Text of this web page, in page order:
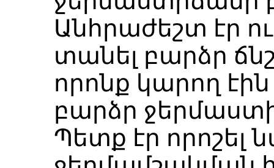
Անհրաժեշտ էր
տանել բարձր
որոնք կարող
բարձր
Պետք էր որոշել